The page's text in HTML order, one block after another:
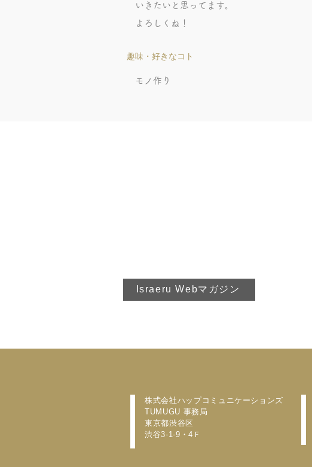
いきたいと思ってます。
よろしくね！
趣味・好きなコト
モノ作り
Israeru Webマガジン
株式会社ハップコミュニケーションズ
​TUMUGU 事務局
東京都渋谷区
渋谷3-1-9・4Ｆ